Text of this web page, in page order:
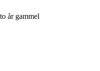
år gammel